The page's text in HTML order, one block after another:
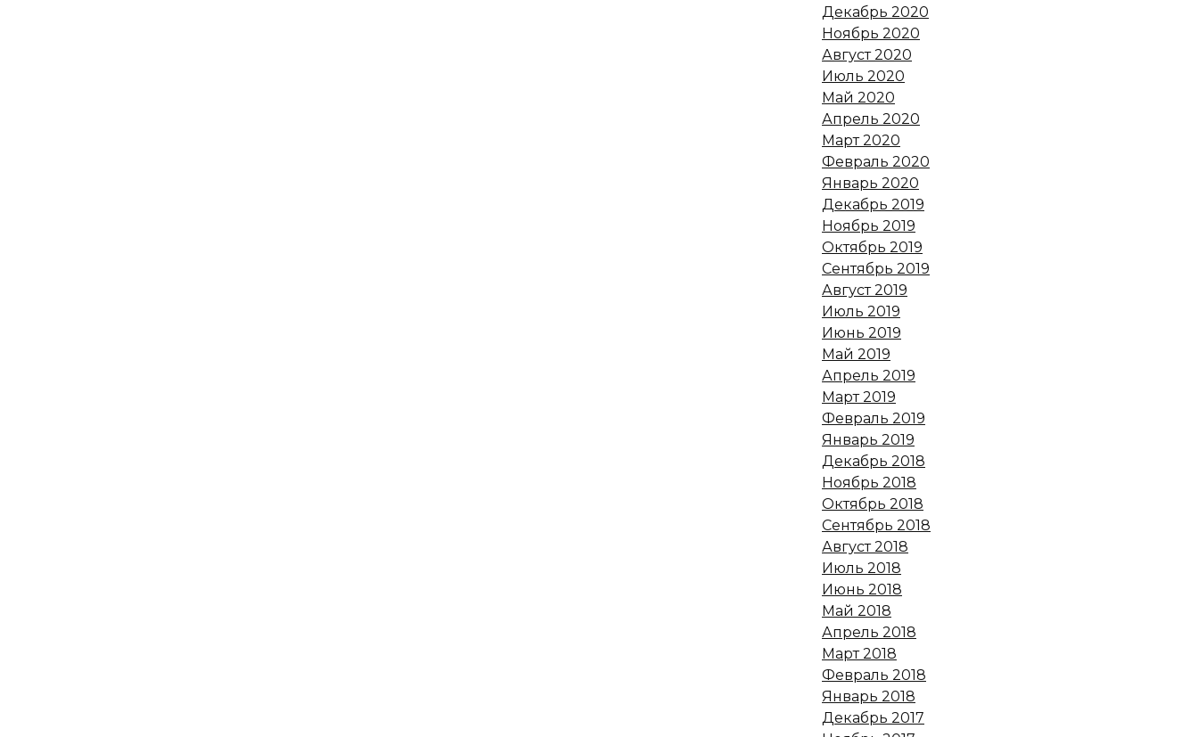
Декабрь 2020
Ноябрь 2020
Август 2020
Июль 2020
Май 2020
Апрель 2020
Март 2020
Февраль 2020
Январь 2020
Декабрь 2019
Ноябрь 2019
Октябрь 2019
Сентябрь 2019
Август 2019
Июль 2019
Июнь 2019
Май 2019
Апрель 2019
Март 2019
Февраль 2019
Январь 2019
Декабрь 2018
Ноябрь 2018
Октябрь 2018
Сентябрь 2018
Август 2018
Июль 2018
Июнь 2018
Май 2018
Апрель 2018
Март 2018
Февраль 2018
Январь 2018
Декабрь 2017